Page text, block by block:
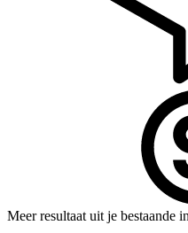
Meer resultaat uit je bestaande